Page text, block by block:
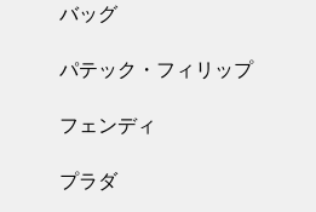
バッグ
パテック・フィリップ
フェンディ
プラダ